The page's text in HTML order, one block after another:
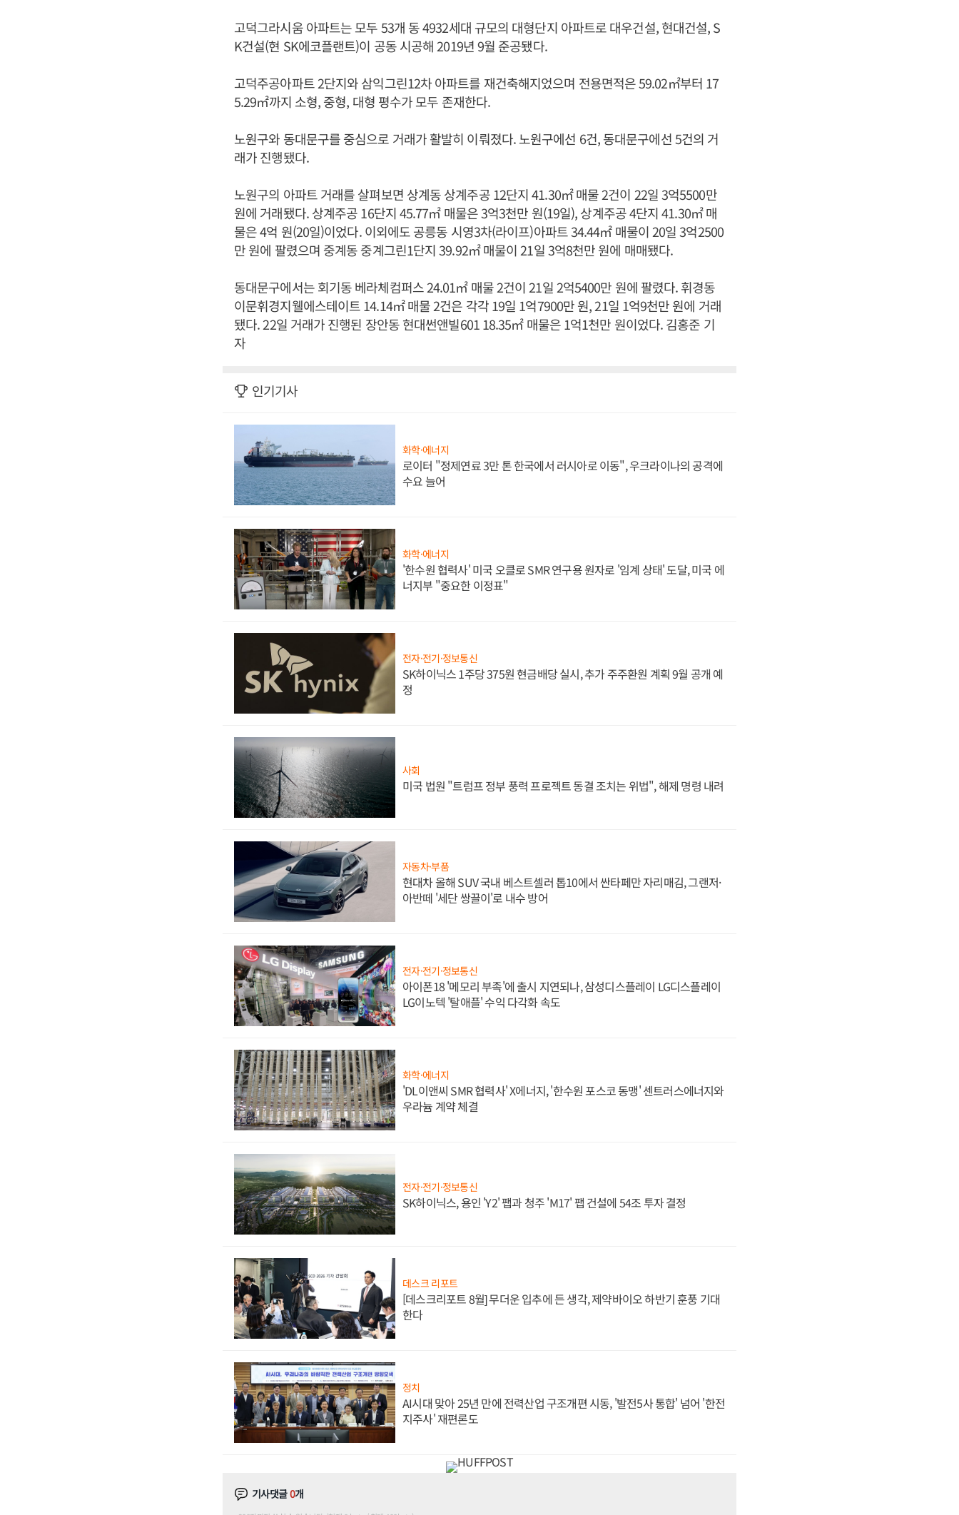
고덕그라시움 아파트는 모두 53개 동 4932세대 규모의 대형단지 아파트로 대우건설, 현대건설, S
K건설(현 SK에코플랜트)이 공동 시공해 2019년 9월 준공됐다.
고덕주공아파트 2단지와 삼익그린12차 아파트를 재건축해지었으며 전용면적은 59.02㎡부터 17
5.29㎡까지 소형, 중형, 대형 평수가 모두 존재한다.
노원구와 동대문구를 중심으로 거래가 활발히 이뤄졌다. 노원구에선 6건, 동대문구에선 5건의 거
래가 진행됐다.
노원구의 아파트 거래를 살펴보면 상계동 상계주공 12단지 41.30㎡ 매물 2건이 22일 3억5500만
원에 거래됐다. 상계주공 16단지 45.77㎡ 매물은 3억3천만 원(19일), 상계주공 4단지 41.30㎡ 매
물은 4억 원(20일)이었다. 이외에도 공릉동 시영3차(라이프)아파트 34.44㎡ 매물이 20일 3억2500
만 원에 팔렸으며 중계동 중계그린1단지 39.92㎡ 매물이 21일 3억8천만 원에 매매됐다.
동대문구에서는 회기동 베라체컴퍼스 24.01㎡ 매물 2건이 21일 2억5400만 원에 팔렸다. 휘경동
이문휘경지웰에스테이트 14.14㎡ 매물 2건은 각각 19일 1억7900만 원, 21일 1억9천만 원에 거래
됐다. 22일 거래가 진행된 장안동 현대썬앤빌601 18.35㎡ 매물은 1억1천만 원이었다. 김홍준 기
자
인기기사
화학·에너지
로이터 "정제연료 3만 톤 한국에서 러시아로 이동", 우크라이나의 공격에
수요 늘어
화학·에너지
'한수원 협력사' 미국 오클로 SMR 연구용 원자로 '임계 상태' 도달, 미국 에
너지부 "중요한 이정표"
전자·전기·정보통신
SK하이닉스 1주당 375원 현금배당 실시, 추가 주주환원 계획 9월 공개 예
정
사회
미국 법원 "트럼프 정부 풍력 프로젝트 동결 조치는 위법", 해제 명령 내려
자동차·부품
현대차 올해 SUV 국내 베스트셀러 톱10에서 싼타페만 자리매김, 그랜저·
아반떼 '세단 쌍끌이'로 내수 방어
전자·전기·정보통신
아이폰18 '메모리 부족'에 출시 지연되나, 삼성디스플레이 LG디스플레이
LG이노텍 '탈애플' 수익 다각화 속도
화학·에너지
'DL이앤씨 SMR 협력사' X에너지, '한수원 포스코 동맹' 센트러스에너지와
우라늄 계약 체결
전자·전기·정보통신
SK하이닉스, 용인 'Y2' 팹과 청주 'M17' 팹 건설에 54조 투자 결정
데스크 리포트
[데스크리포트 8월] 무더운 입추에 든 생각, 제약바이오 하반기 훈풍 기대
한다
정치
AI시대 맞아 25년 만에 전력산업 구조개편 시동, '발전5사 통합' 넘어 '한전
지주사' 재편론도
기사댓글0개